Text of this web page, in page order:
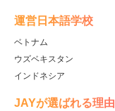
運営日本語学校
ベトナム
ウズベキスタン
インドネシア
JAYが選ばれる理由